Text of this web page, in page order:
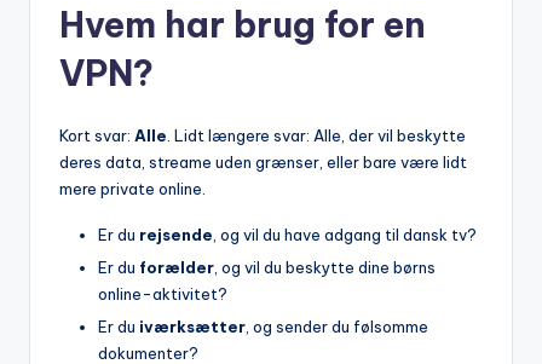
Hvem har brug for en
VPN?
Kort svar: Alle . Lidt længere svar: Alle, der vil beskytte
deres data, streame uden grænser, eller bare være lidt
mere private online.
Er du rejsende , og vil du have adgang til dansk tv?
Er du forælder , og vil du beskytte dine børns
online-aktivitet?
Er du iværksætter , og sender du følsomme
dokumenter?